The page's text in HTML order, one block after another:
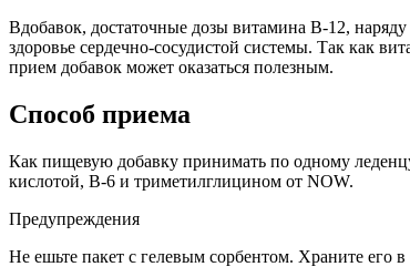
Вдобавок, достаточные дозы витамина B-12,
здоровье сердечно-сосудистой системы. Так как
прием добавок может оказаться полезным.
Способ приема
Как пищевую добавку принимать по одному
кислотой, B-6 и триметилглицином от NOW.
Предупреждения
Не ешьте пакет с гелевым сорбентом. Храните его в